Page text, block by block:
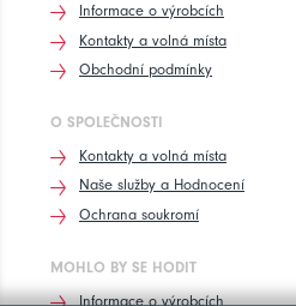
Informace o výrobcích
Kontakty a volná místa
Obchodní podmínky
O SPOLEČNOSTI
Kontakty a volná místa
Naše služby a Hodnocení
Ochrana soukromí
MOHLO BY SE HODIT
Informace o výrobcích